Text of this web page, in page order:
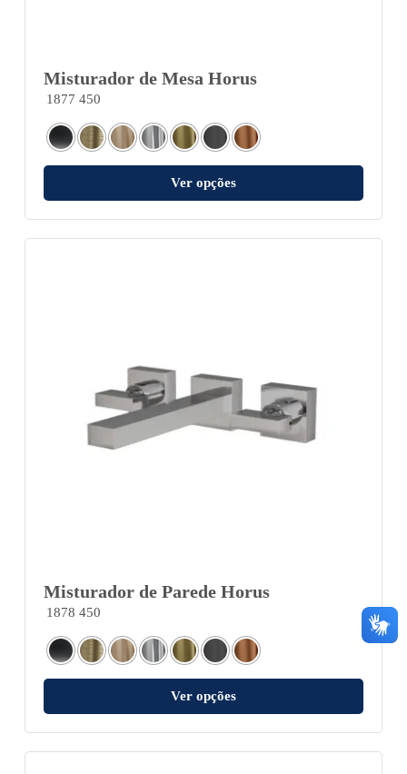
Misturador de Mesa Horus
1877 450
Ver opções
Misturador de Parede Horus
1878 450
Ver opções